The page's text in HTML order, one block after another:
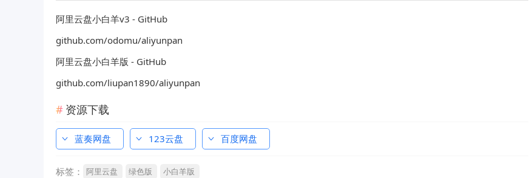
阿里云盘小白羊v3 - GitHub
github.com/odomu/aliyunpan
阿里云盘小白羊版 - GitHub
github.com/liupan1890/aliyunpan
资源下载
蓝奏网盘 123云盘 百度网盘
标签： 阿里云盘 绿色版 小白羊版